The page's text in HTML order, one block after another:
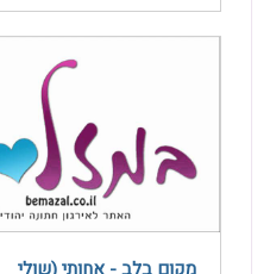
מקום בלב - אחותי (שולי